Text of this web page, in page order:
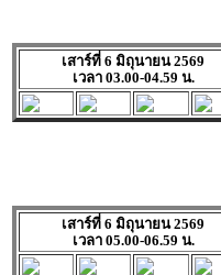
เสาร์ที่ 6 มิถุนายน 2569
เวลา 03.00-04.59 น.
เสาร์ที่ 6 มิถุนายน 2569
เวลา 05.00-06.59 น.